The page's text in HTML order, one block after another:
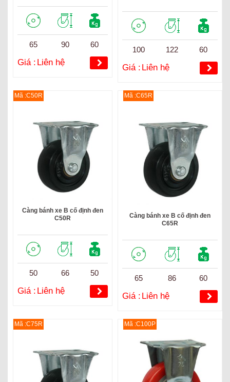
65 90 60
Giá : Liên hệ
100 122 60
Giá : Liên hệ
Mã :C50R
Càng bánh xe B cố định đen
C50R
50 66 50
Giá : Liên hệ
Mã :C65R
Càng bánh xe B cố định đen
C65R
65 86 60
Giá : Liên hệ
Mã :C75R Mã :C100P